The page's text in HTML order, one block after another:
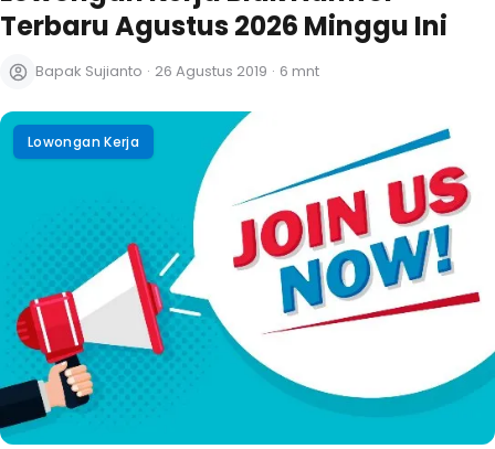
Terbaru Agustus 2026 Minggu Ini
Bapak Sujianto · 26 Agustus 2019 · 6 mnt
Lowongan Kerja